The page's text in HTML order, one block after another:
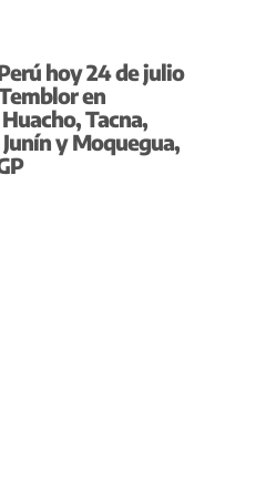
hoy 24 de julio
en
Tacna,
y Moquegua,